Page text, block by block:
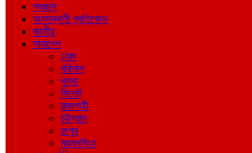
প্রচ্ছদ
অনুসন্ধানী প্রতিবেদন
জাতীয়
সারাদেশ
ঢাকা
বরিশাল
খুলনা
সিলেট
রাজশাহী
চট্টগ্রাম
রংপুর
ময়মনসিংহ